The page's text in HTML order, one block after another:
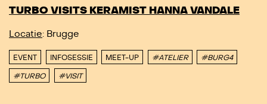
TURBO VISITS KERAMIST HANNA VANDALE
Locatie: Brugge
EVENT INFOSESSIE MEET-UP #ATELIER #BURG4
#TURBO #VISIT